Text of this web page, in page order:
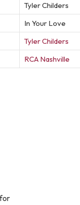
Tyler Childers
In Your Love
Tyler Childers
RCA Nashville